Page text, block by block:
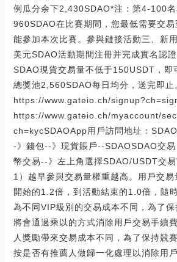
例瓜分余下2,430SDAO*注：第4-100
960SDAO在比賽期間，您最低需要交
能參加本次比賽。參與鏈接活動三、新
美元SDAO活動期間注冊并完成實名認
SDAO現貨交易量不低于150USDT，即
總獎池2,560SDAO每日均分，送完即止
https://www.gateio.ch/
https://www.gateio.ch/myaccount/
ch=kycSDAOApp用戶訪問地址：
-》錢包--》現貨賬戶--SDAOSDAO交
幣交易--》左上角選擇SDAO/USDT交易
1）越早參與交易量權重越高。用戶交
開始的1.2倍，到活動結束的1.0倍，隨
為不同VIP級別的交易成本不同，為了
將會通過乘以的方式消除用戶交易手續
人獎勵帶來交易成本不同，為了保持競
按是否有推薦人做歸一化處理以消除用